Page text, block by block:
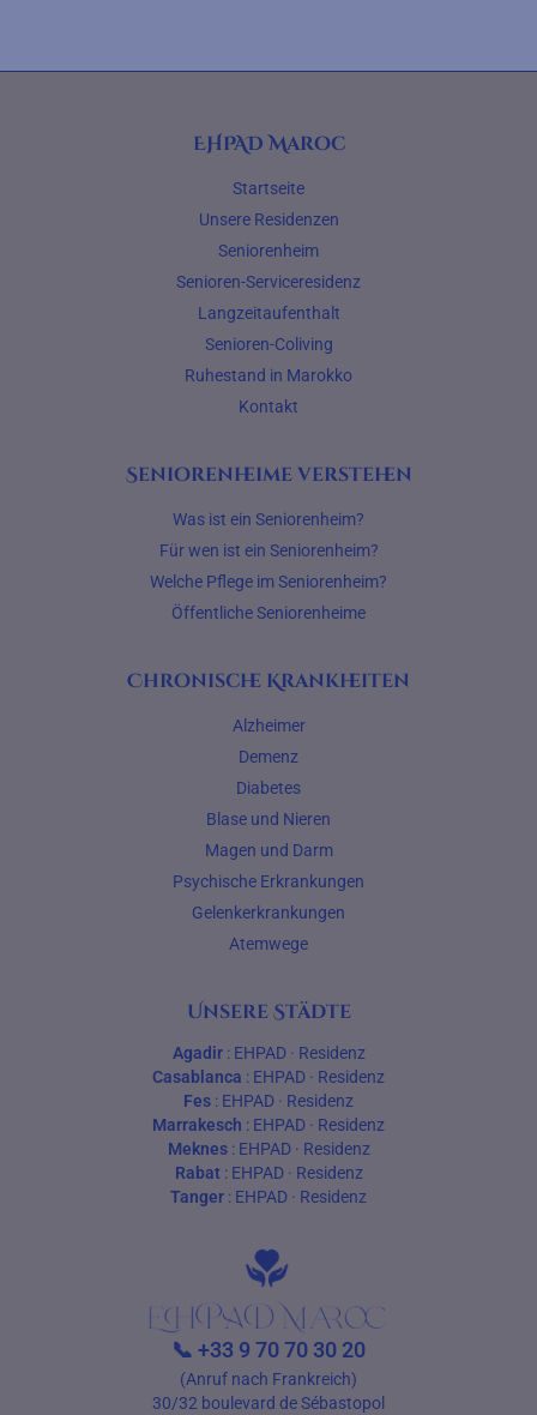
EHPAD Maroc
Startseite
Unsere Residenzen
Seniorenheim
Senioren-Serviceresidenz
Langzeitaufenthalt
Senioren-Coliving
Ruhestand in Marokko
Kontakt
Seniorenheime verstehen
Was ist ein Seniorenheim?
Für wen ist ein Seniorenheim?
Welche Pflege im Seniorenheim?
Öffentliche Seniorenheime
Chronische Krankheiten
Alzheimer
Demenz
Diabetes
Blase und Nieren
Magen und Darm
Psychische Erkrankungen
Gelenkerkrankungen
Atemwege
Unsere Städte
Agadir: EHPAD· Residenz
Casablanca : EHPAD · Residenz
Fes : EHPAD · Residenz
Marrakesch : EHPAD · Residenz
Meknes: EHPAD· Residenz
Rabat: EHPAD· Residenz
Tanger : EHPAD · Residenz
📞 +33 9 70 70 30 20
(Anruf nach Frankreich)
30/32 boulevard de Sébastopol